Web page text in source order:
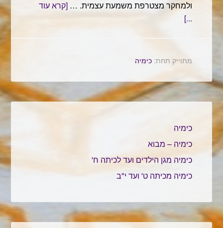
ולמחקר מצטרפת משמעת עצמית. …[קרא עוד
...]
מתוייק תחת:כימיה
כימיה
כימיה – מבוא
כימיה מגן הילדים ועד לכיתה ח'
כימיה מכיתה ט' ועד י"ב